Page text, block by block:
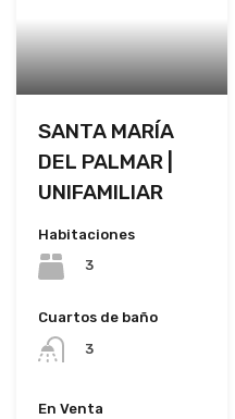
SANTA MARÍA
DEL PALMAR |
UNIFAMILIAR
Habitaciones
3
Cuartos de baño
3
En Venta